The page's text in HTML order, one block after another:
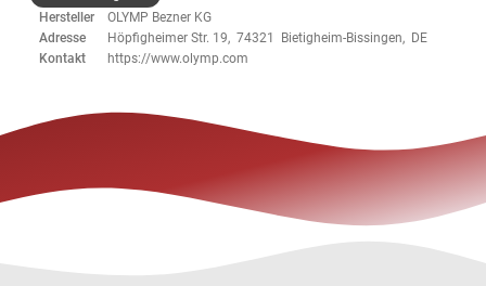
Hersteller
OLYMP Bezner KG
Adresse
Höpfigheimer Str. 19, 74321 Bietigheim-Bissingen, DE
Kontakt
https://www.olymp.com